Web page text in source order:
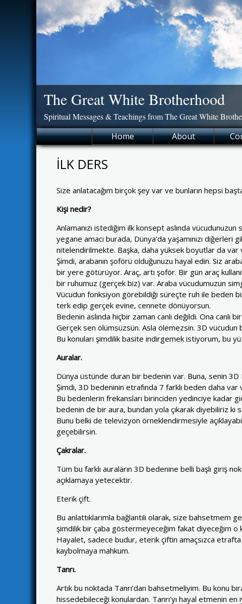
The Great White Brotherhood
Spiritual Messages & Teachings from The Great White
Home About
İLK DERS
Size anlatacağım birçok şey var ve bunların hepsi
Kişi nedir?
Anlamanızı istediğim ilk konsept aslında
yegane amacı burada, Dünya’da yaşamınızı
nitelendirilmekte. Başka, daha yüksek boyutlar da
Şimdi, arabanın şoförü olduğunuzu hayal edin. Siz
bir yere götürüyor. Araç, artı şoför. Bir gün araç
bir ruhumuz (gerçek biz) var. Araba vücudumuzun
Vücudun fonksiyon görebildiği süreçte ruh ile beden
terk edip gerçek evine, cennete dönüyorsun.
Bedenin aslında hiçbir zaman canlı değildi. Ona canlı
Gerçek sen ölümsüzsün. Asla ölemezsin. 3D vücudun
Bu konuları şimdilik basite indirgemek istiyorum, bu
Auralar.
Dünya üstünde duran bir bedenin var. Buna, senin 3D
Şimdi, 3D bedeninin etrafında 7 farklı beden daha
Bu bedenlerin frekansları birinciden yedinciye kadar
bedenin de bir aura, bundan yola çıkarak diyebiliriz ki
Bunu belki de televizyon örneklendirmesiyle
geçebilirsin.
Çakralar.
Tüm bu farklı auraların 3D bedenine belli başlı giriş
açıklamaya yetecektir.
Eterik çift.
Bu anlattıklarımla bağlantılı olarak, size bahsetmem
şimdilik bir çaba göstermeyeceğim fakat diyeceğim
Hayalet, sadece budur, eterik çiftin amaçsızca
kaybolmaya mahkum.
Tanrı.
Artık bu noktada Tanrı’dan bahsetmeliyim. Bu konu
hissedebileceği konulardan. Tanrı’yı hayal etmenin